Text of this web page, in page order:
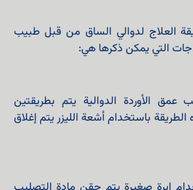
العلاج لدوالي الساق من قبل طبيب
التي يمكن ذكرها هي:
الأوردة الدوالية يتم بطريقتين
باستخدام أشعة الليزر يتم إغلاق